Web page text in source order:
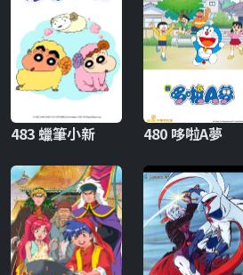
483 蠟筆小新 480 哆啦A夢